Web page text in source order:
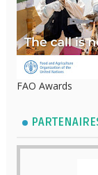
FAO Awards